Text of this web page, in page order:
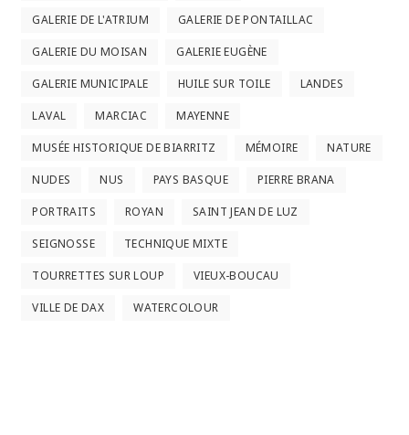
GALERIE DE L'ATRIUM GALERIE DE PONTAILLAC
GALERIE DU MOISAN GALERIE EUGÈNE
GALERIE MUNICIPALE HUILE SUR TOILE LANDES
LAVAL MARCIAC MAYENNE
MUSÉE HISTORIQUE DE BIARRITZ MÉMOIRE NATURE
NUDES NUS PAYS BASQUE PIERRE BRANA
PORTRAITS ROYAN SAINT JEAN DE LUZ
SEIGNOSSE TECHNIQUE MIXTE
TOURRETTES SUR LOUP VIEUX-BOUCAU
VILLE DE DAX WATERCOLOUR